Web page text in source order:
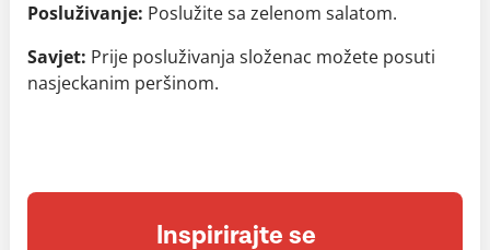
Posluživanje: Poslužite sa zelenom salatom.
Savjet: Prije posluživanja složenac možete posuti
nasjeckanim peršinom.
Inspirirajte se